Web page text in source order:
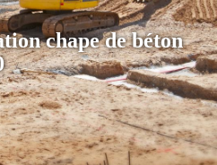
chape de béton